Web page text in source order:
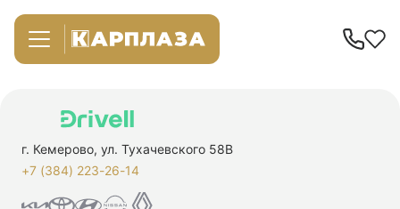
г. Кемерово, ул. Тухачевского 58В
+7 (384) 223-26-14‬